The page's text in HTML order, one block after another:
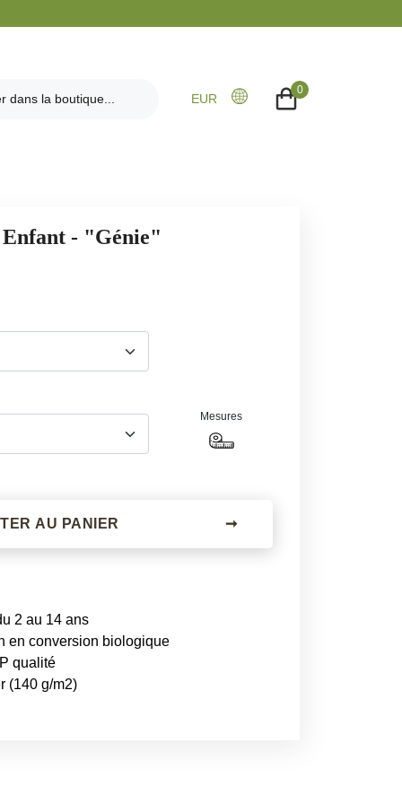
EUR
0
- "Génie"
Mesures
AU PANIER ➞
2 au 14 ans
en conversion biologique
qualité